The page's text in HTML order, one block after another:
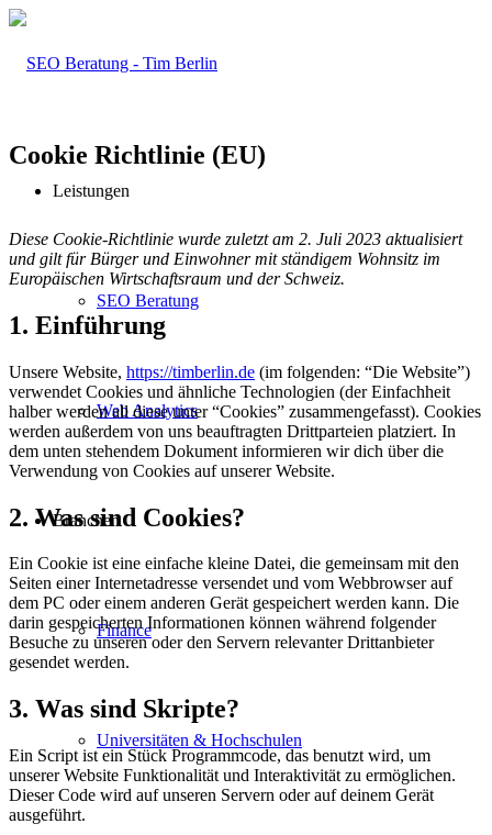
Leistungen
SEO Beratung
Web Analytics
Branchen
Finance
Universitäten & Hochschulen
Cookie Richtlinie (EU)
Diese Cookie-Richtlinie wurde zuletzt am 2. Juli 2023 aktualisiert
und gilt für Bürger und Einwohner mit ständigem Wohnsitz im
Europäischen Wirtschaftsraum und der Schweiz.
1. Einführung
Unsere Website, https://timberlin.de (im folgenden: “Die Website”)
verwendet Cookies und ähnliche Technologien (der Einfachheit
halber werden all diese unter “Cookies” zusammengefasst). Cookies
werden außerdem von uns beauftragten Drittparteien platziert. In
dem unten stehendem Dokument informieren wir dich über die
Verwendung von Cookies auf unserer Website.
2. Was sind Cookies?
Ein Cookie ist eine einfache kleine Datei, die gemeinsam mit den
Seiten einer Internetadresse versendet und vom Webbrowser auf
dem PC oder einem anderen Gerät gespeichert werden kann. Die
darin gespeicherten Informationen können während folgender
Besuche zu unseren oder den Servern relevanter Drittanbieter
gesendet werden.
3. Was sind Skripte?
Ein Script ist ein Stück Programmcode, das benutzt wird, um
unserer Website Funktionalität und Interaktivität zu ermöglichen.
Dieser Code wird auf unseren Servern oder auf deinem Gerät
ausgeführt.